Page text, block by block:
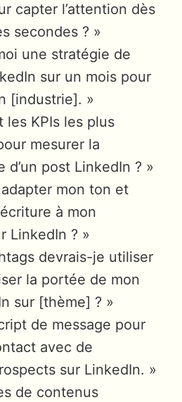
capter l’attention dès
secondes ? »
une stratégie de
sur un mois pour
[industrie]. »
les KPIs les plus
mesurer la
d’un post LinkedIn ? »
mon ton et
à mon
LinkedIn ? »
devrais-je utiliser
la portée de mon
sur [thème] ? »
de message pour
avec de
sur LinkedIn. »
de contenus